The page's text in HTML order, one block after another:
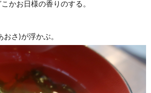
かお日様の香りのする。
さ)が浮かぶ。